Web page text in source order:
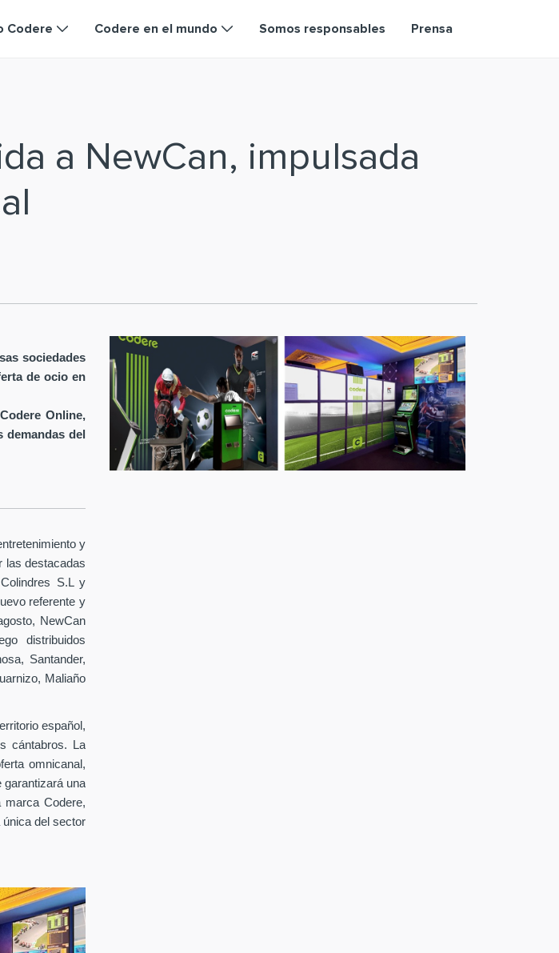
Codere Codere en el mundo Somos responsables Prensa
a NewCan, impulsada
sociedades
de ocio en
Online,
del
y
las destacadas
S.L y
referente y
NewCan
distribuidos
Santander,
Maliaño
español,
cántabros. La
omnicanal,
garantizará una
Codere,
del sector